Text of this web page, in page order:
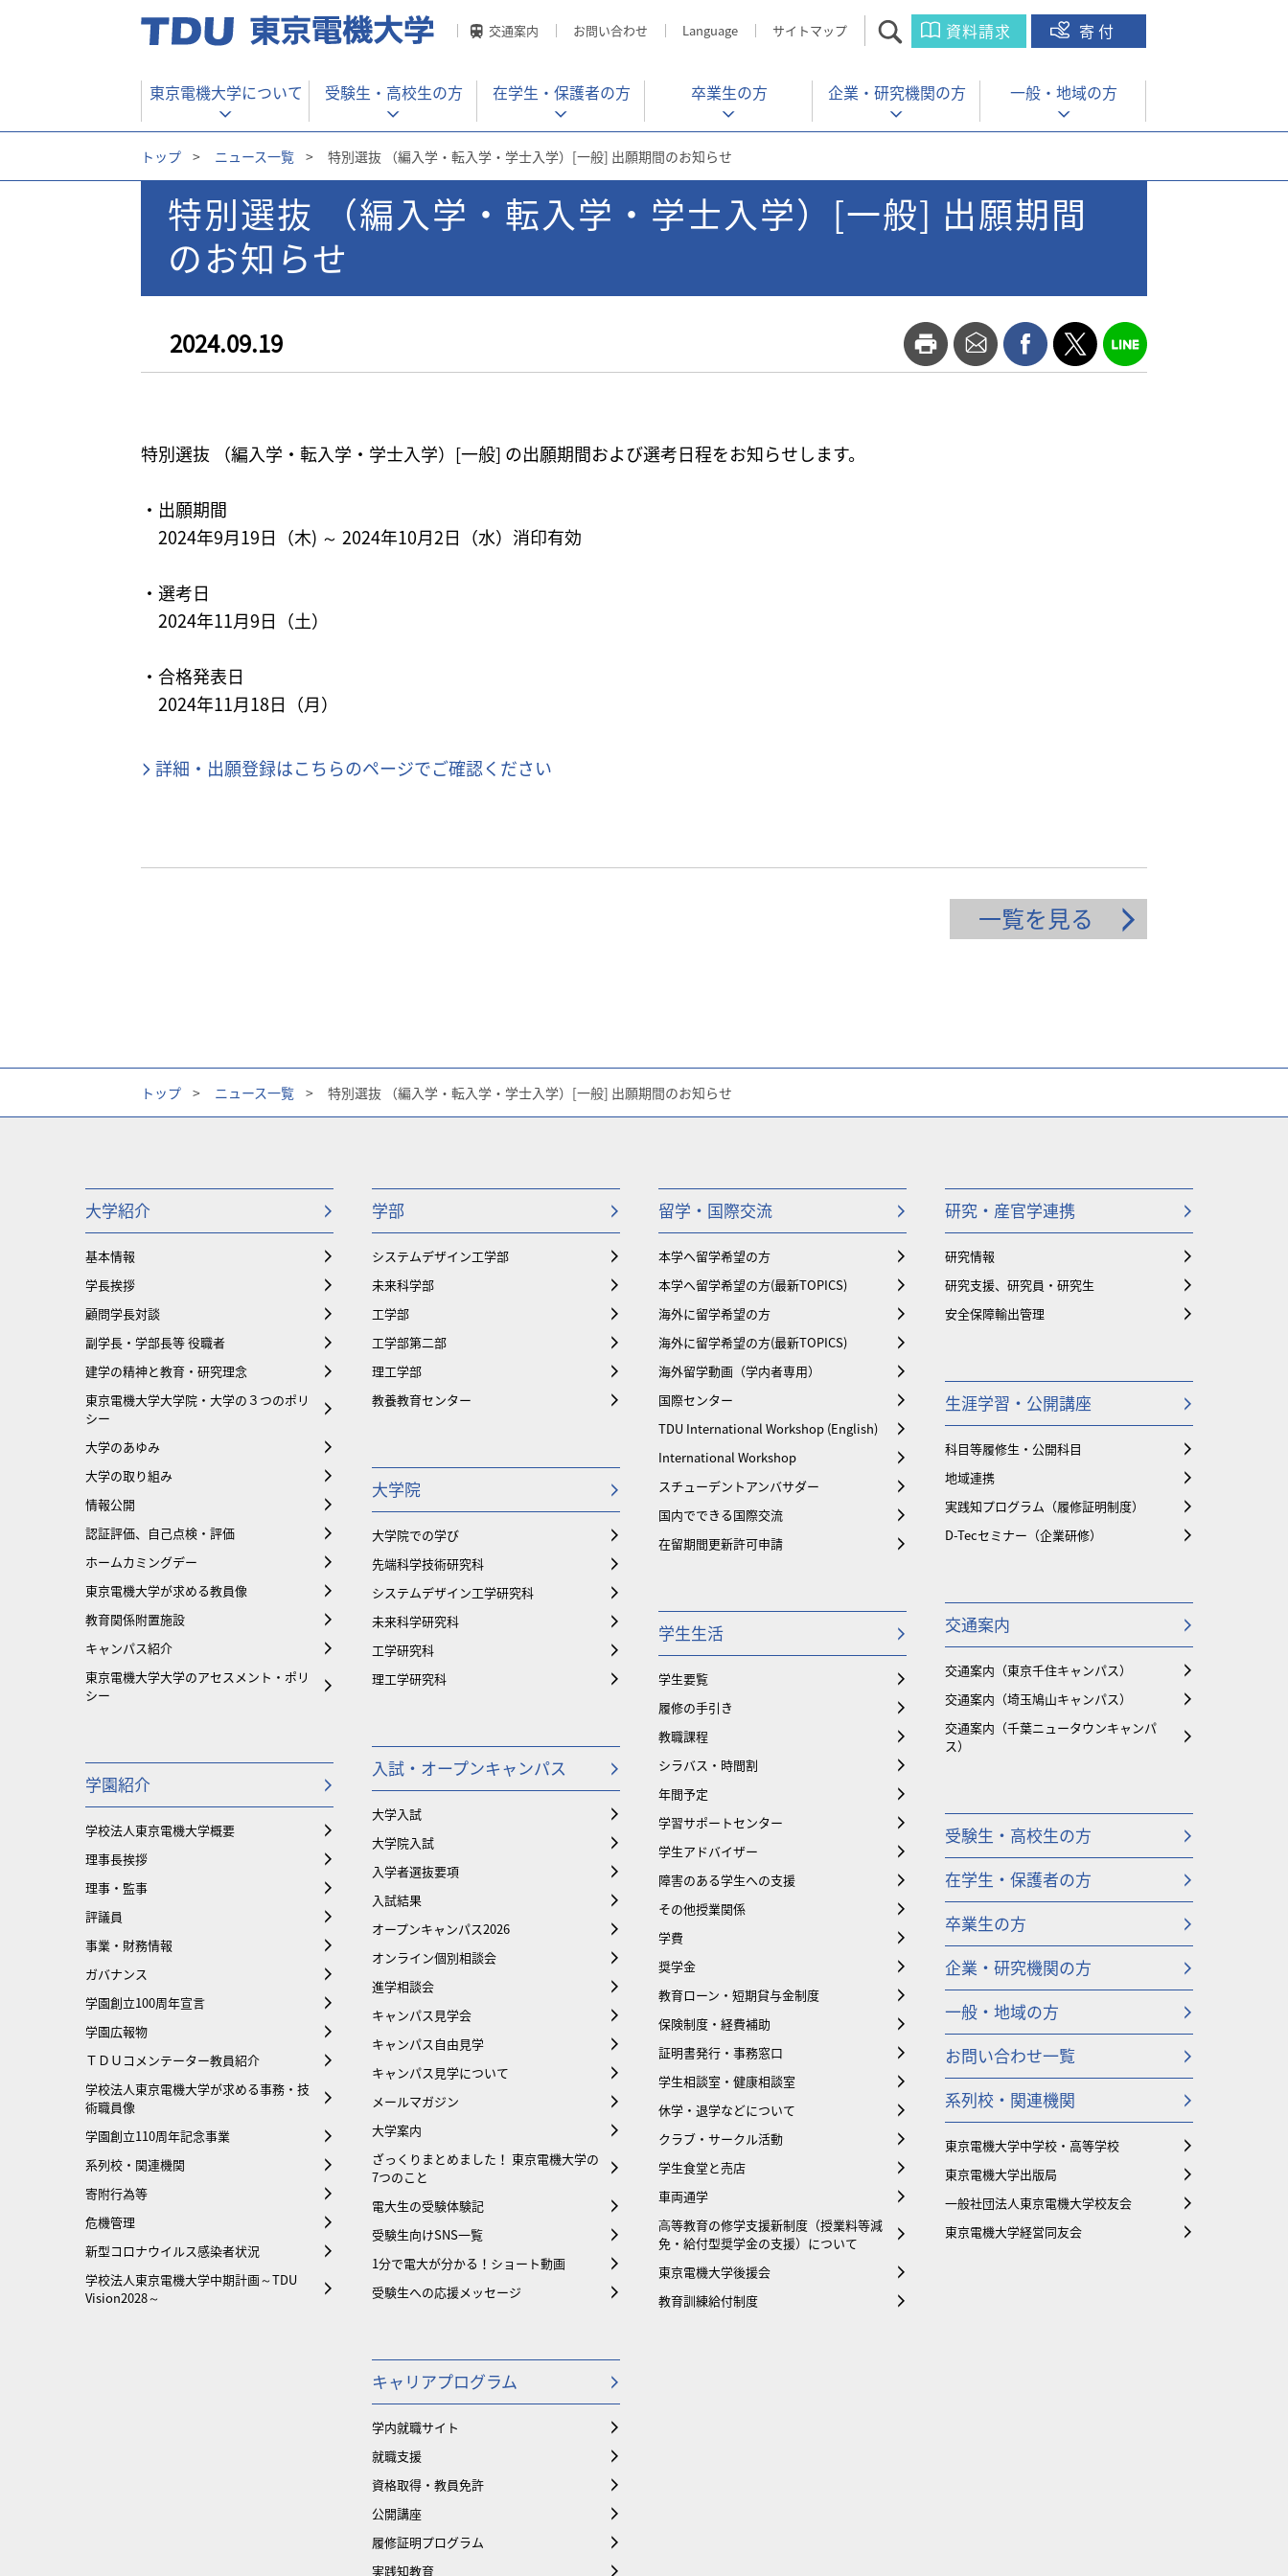
交通案内 お問い合わせ Language サイトマップ 資料請求 寄付
東京電機大学について 受験生・ 高校生の方 在学生・ 保護者の方 卒業生の方 企業・ 研究機関の方 一般・ 地域の方
トップ > ニュース一覧 > 特別選抜 （編入学・転入学・学士入学）[一般] 出願期間のお知らせ
特別選抜 （編入学・転入学・学士入学）[一般] 出願期間
のお知らせ
2024.09.19
特別選抜 （編入学・転入学・学士入学）[一般] の出願期間および選考日程をお知らせします。
・出願期間
2024年9月19日（木) ～ 2024年10月2日（水）消印有効
・選考日
2024年11月9日（土）
・合格発表日
2024年11月18日（月）
詳細・出願登録はこちらのページでご確認ください
一覧を見る
トップ > ニュース一覧 > 特別選抜 （編入学・転入学・学士入学）[一般] 出願期間のお知らせ
大学紹介
基本情報
学長挨拶
顧問学長対談
副学長・学部長等 役職者
建学の精神と教育・研究理念
東京電機大学大学院・大学の３つのポリ
シー
大学のあゆみ
大学の取り組み
情報公開
認証評価、自己点検・評価
ホームカミングデー
東京電機大学が求める教員像
教育関係附置施設
キャンパス紹介
東京電機大学大学のアセスメント・ポリ
シー
学園紹介
学校法人東京電機大学概要
理事長挨拶
理事・監事
評議員
事業・財務情報
ガバナンス
学園創立100周年宣言
学園広報物
ＴＤＵコメンテーター教員紹介
学校法人東京電機大学が求める事務・技
術職員像
学園創立110周年記念事業
系列校・関連機関
寄附行為等
危機管理
新型コロナウイルス感染者状況
学校法人東京電機大学中期計画～TDU
Vision2028～
学部
システムデザイン工学部
未来科学部
工学部
工学部第二部
理工学部
教養教育センター
大学院
大学院での学び
先端科学技術研究科
システムデザイン工学研究科
未来科学研究科
工学研究科
理工学研究科
入試・オープンキャンパス
大学入試
大学院入試
入学者選抜要項
入試結果
オープンキャンパス2026
オンライン個別相談会
進学相談会
キャンパス見学会
キャンパス自由見学
キャンパス見学について
メールマガジン
大学案内
ざっくりまとめました！ 東京電機大学の
7つのこと
電大生の受験体験記
受験生向けSNS一覧
1分で電大が分かる！ショート動画
受験生への応援メッセージ
キャリアプログラム
学内就職サイト
就職支援
資格取得・教員免許
公開講座
履修証明プログラム
実践知教育
留学・国際交流
本学へ留学希望の方
本学へ留学希望の方(最新TOPICS)
海外に留学希望の方
海外に留学希望の方(最新TOPICS)
海外留学動画（学内者専用）
国際センター
TDU International Workshop (English)
International Workshop
スチューデントアンバサダー
国内でできる国際交流
在留期間更新許可申請
学生生活
学生要覧
履修の手引き
教職課程
シラバス・時間割
年間予定
学習サポートセンター
学生アドバイザー
障害のある学生への支援
その他授業関係
学費
奨学金
教育ローン・短期貸与金制度
保険制度・経費補助
証明書発行・事務窓口
学生相談室・健康相談室
休学・退学などについて
クラブ・サークル活動
学生食堂と売店
車両通学
⾼等教育の修学支援新制度（授業料等減
免・給付型奨学金の支援）について
東京電機大学後援会
教育訓練給付制度
研究・産官学連携
研究情報
研究支援、研究員・研究生
安全保障輸出管理
生涯学習・公開講座
科目等履修生・公開科目
地域連携
実践知プログラム（履修証明制度）
D-Tecセミナー（企業研修）
交通案内
交通案内（東京千住キャンパス）
交通案内（埼玉鳩山キャンパス）
交通案内（千葉ニュータウンキャンパ
ス）
受験生・高校生の方
在学生・保護者の方
卒業生の方
企業・研究機関の方
一般・地域の方
お問い合わせ一覧
系列校・関連機関
東京電機大学中学校・高等学校
東京電機大学出版局
一般社団法人東京電機大学校友会
東京電機大学経営同友会